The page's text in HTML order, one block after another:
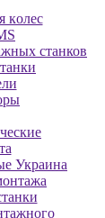
кoлec
станков
Украина